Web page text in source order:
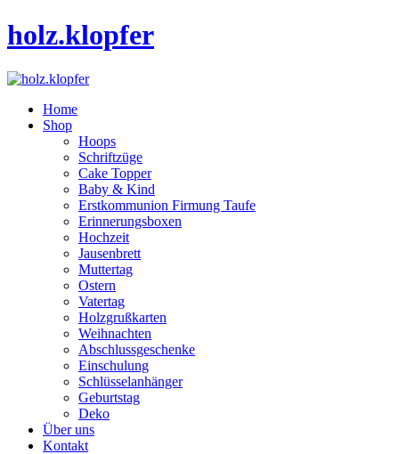
holz.klopfer
Home
Shop
Hoops
Schriftzüge
Cake Topper
Baby & Kind
Erstkommunion Firmung Taufe
Erinnerungsboxen
Hochzeit
Jausenbrett
Muttertag
Ostern
Vatertag
Holzgrußkarten
Weihnachten
Abschlussgeschenke
Einschulung
Schlüsselanhänger
Geburtstag
Deko
Über uns
Kontakt